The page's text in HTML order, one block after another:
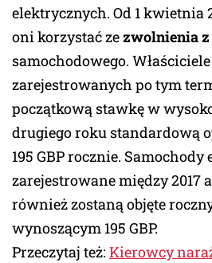
elektrycznych. Od 1 kwietnia
oni korzystać zezwolnienia
samochodowego.
zarejestrowanych po tym
początkową stawkę w
drugiego roku standardową
195 GBP rocznie.
zarejestrowane między 2017
również zostaną objęte
wynoszącym 195 GBP.
Przeczytaj też: Kierowcy